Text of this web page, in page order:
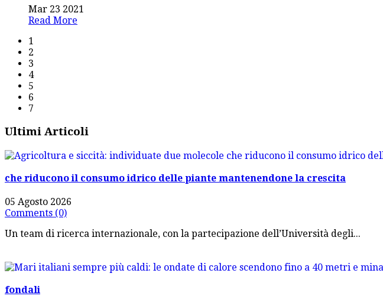
Mar 23 2021
Read More
1
2
3
4
5
6
7
Ultimi Articoli
che riducono il consumo idrico delle piante mantenendone la crescita
05 Agosto 2026
Comments (0)
Un team di ricerca internazionale, con la partecipazione dell’Università degli...
fondali